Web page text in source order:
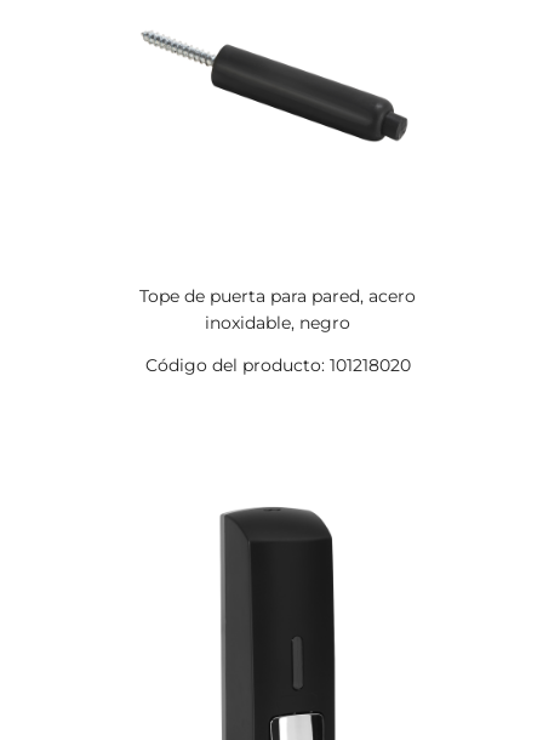
Tope de puerta para pared, acero
inoxidable, negro
Código del producto: 101218020